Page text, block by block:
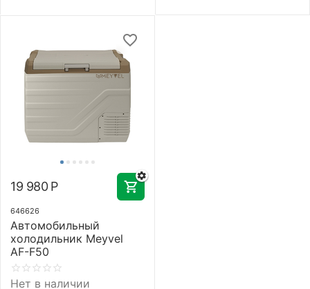
19 980 Р
646626
Автомобильный
холодильник Meyvel
AF-F50
Нет в наличии